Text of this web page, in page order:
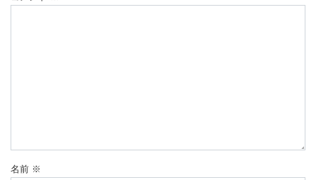
名前 ※